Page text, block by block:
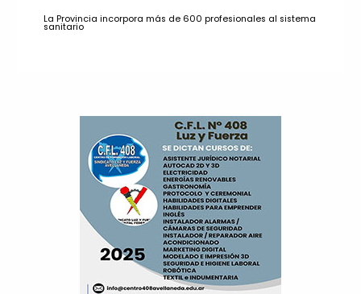
La Provincia incorpora más de 600 profesionales al sistema
sanitario